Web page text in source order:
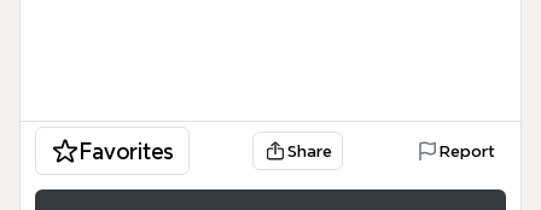
Favorites Share Report